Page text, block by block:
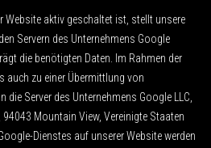
Website aktiv geschaltet ist, stellt unsere
Servern des Unternehmens Google
die benötigten Daten. Im Rahmen der
auch zu einer Übermittlung von
die Server des Unternehmens Google LLC,
Mountain View, Vereinigte Staaten
Dienstes auf unserer Website werden